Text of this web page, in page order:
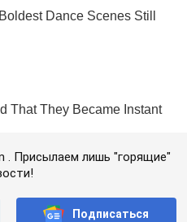
. Присылаем лишь "горящие"
Подписаться